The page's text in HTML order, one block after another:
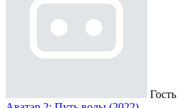
Гость